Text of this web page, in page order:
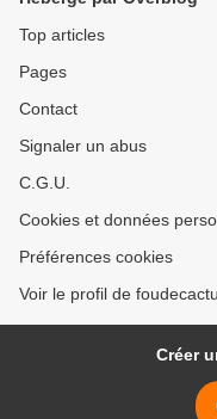
Top articles
Pages
Contact
Signaler un abus
C.G.U.
Cookies et données
Préférences cookies
Voir le profil de
Créer